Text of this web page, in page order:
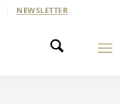
NEWSLETTER